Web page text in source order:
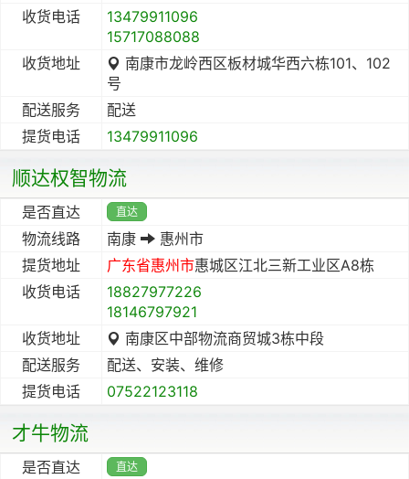
收货电话
13479911096
15717088088
收货地址
南康市龙岭西区板材城华西六栋101、102
号
配送服务
配送
提货电话
13479911096
顺达权智物流
是否直达 直达
物流线路 南康
惠州市
提货地址
广东省惠州市惠城区江北三新工业区A8栋
收货电话
18827977226
18146797921
收货地址
南康区中部物流商贸城3栋中段
配送服务
配送、安装、维修
提货电话
07522123118
才牛物流
是否直达 直达